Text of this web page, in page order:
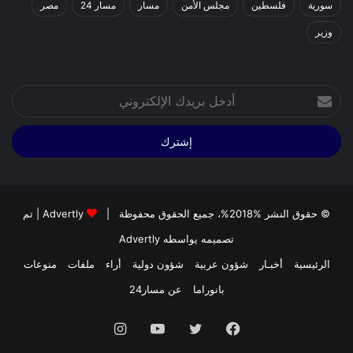
سورية فلسطين مجلس الأمن مسار مسار 24 مصر
وزير
بريدك
الإلكتروني
© حقوق النشر %2018%، جميع الحقوق محفوظة | Advertly | تم
تصميمه يواسطه Advertly
الرئيسية
أخبـار شؤون عربية شؤون دولية أراء ملفات
منوعات
بانوراما
عن مسار24
فيسبوك تويتر يوتيوب